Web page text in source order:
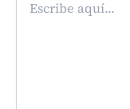
aquí...